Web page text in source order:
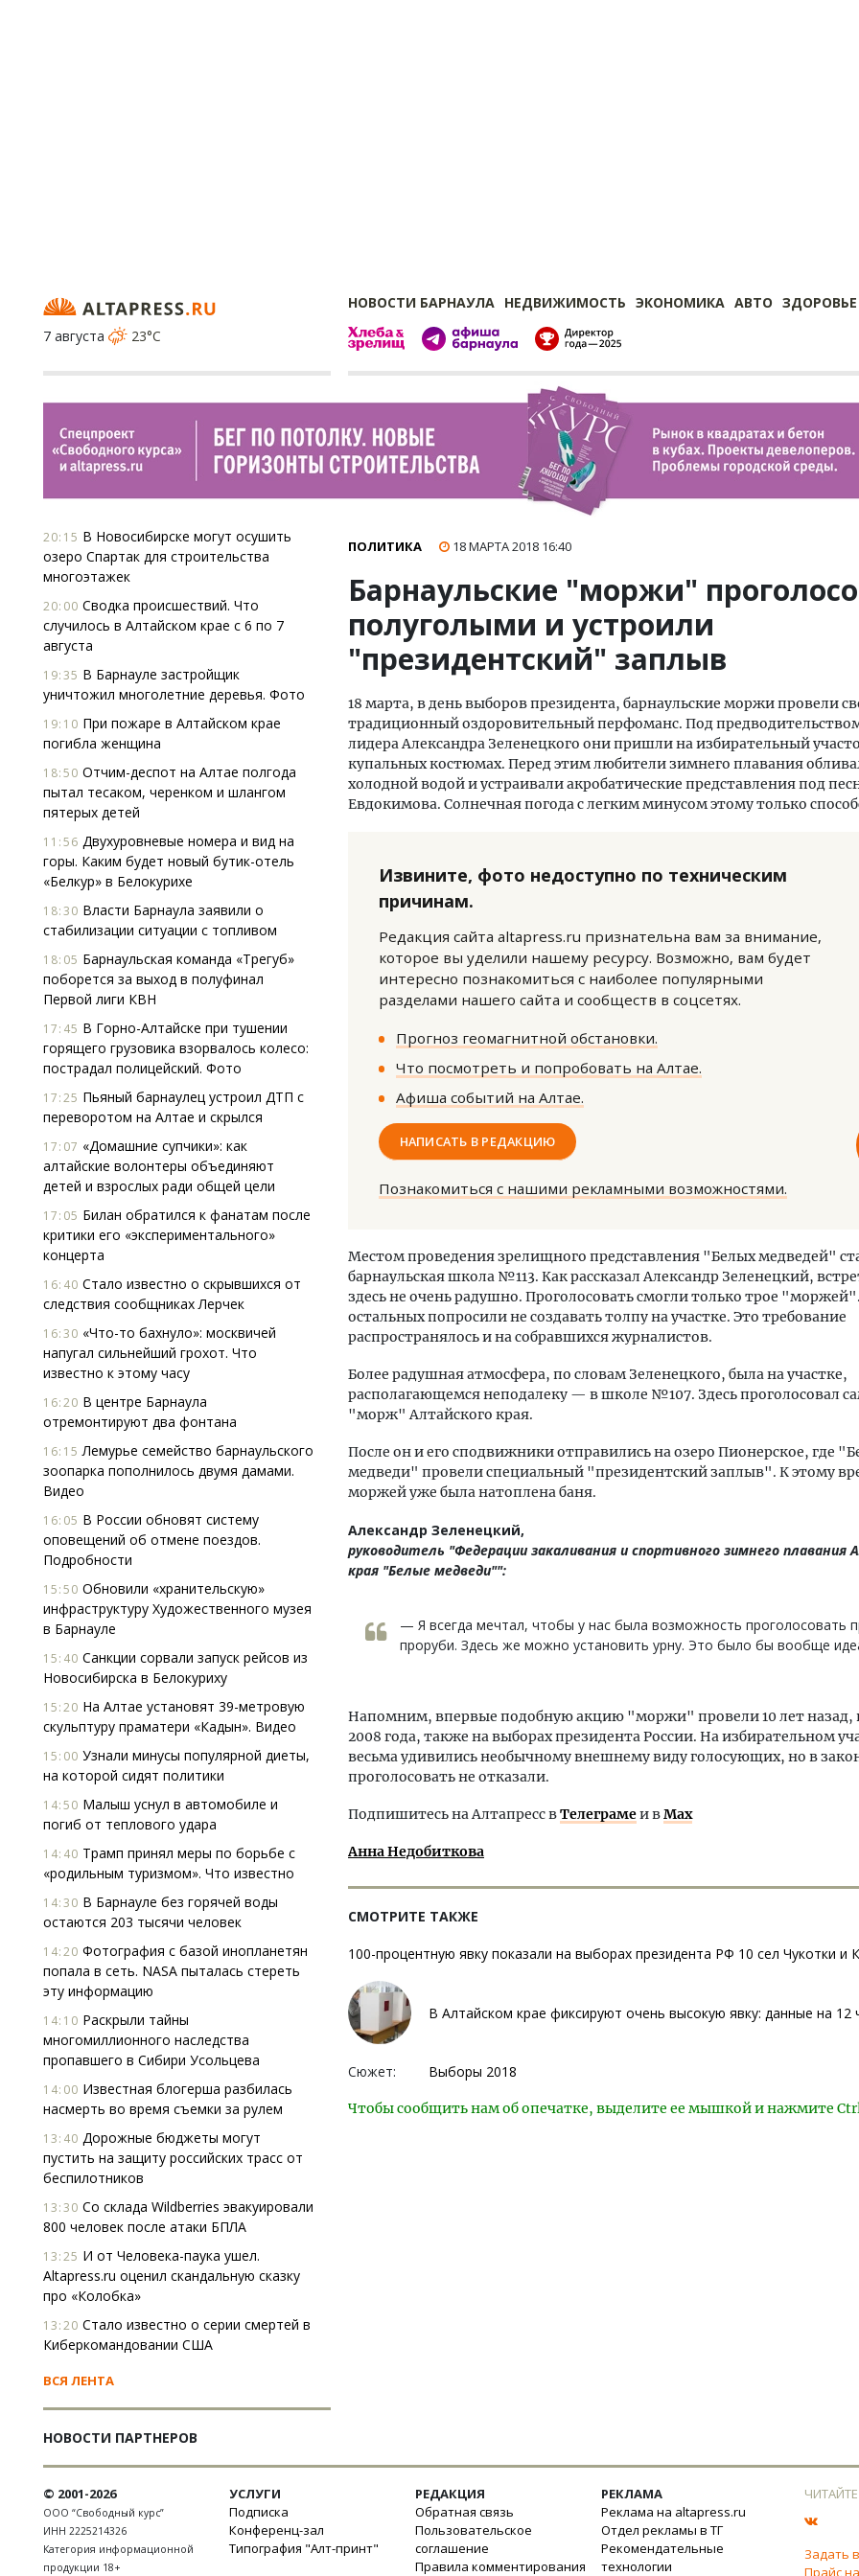
НОВОСТИ БАРНАУЛА НЕДВИЖИМОСТЬ ЭКОНОМИКА АВТО ЗДОРОВЬЕ
7 августа
23°C
20:15 В Новосибирске могут осушить
озеро Спартак для строительства
многоэтажек
20:00 Сводка происшествий. Что
случилось в Алтайском крае с 6 по 7
августа
19:35 В Барнауле застройщик
уничтожил многолетние деревья. Фото
19:10 При пожаре в Алтайском крае
погибла женщина
18:50 Отчим-деспот на Алтае полгода
пытал тесаком, черенком и шлангом
пятерых детей
11:56 Двухуровневые номера и вид на
горы. Каким будет новый бутик-отель
«Белкур» в Белокурихе
18:30 Власти Барнаула заявили о
стабилизации ситуации с топливом
18:05 Барнаульская команда «Трегуб»
поборется за выход в полуфинал
Первой лиги КВН
17:45 В Горно-Алтайске при тушении
горящего грузовика взорвалось колесо:
пострадал полицейский. Фото
17:25 Пьяный барнаулец устроил ДТП с
переворотом на Алтае и скрылся
17:07 «Домашние супчики»: как
алтайские волонтеры объединяют
детей и взрослых ради общей цели
17:05 Билан обратился к фанатам после
критики его «экспериментального»
концерта
16:40 Стало известно о скрывшихся от
следствия сообщниках Лерчек
16:30 «Что-то бахнуло»: москвичей
напугал сильнейший грохот. Что
известно к этому часу
16:20 В центре Барнаула
отремонтируют два фонтана
16:15 Лемурье семейство барнаульского
зоопарка пополнилось двумя дамами.
Видео
16:05 В России обновят систему
оповещений об отмене поездов.
Подробности
15:50 Обновили «хранительскую»
инфраструктуру Художественного музея
в Барнауле
15:40 Санкции сорвали запуск рейсов из
Новосибирска в Белокуриху
15:20 На Алтае установят 39-метровую
скульптуру праматери «Кадын». Видео
15:00 Узнали минусы популярной диеты,
на которой сидят политики
14:50 Малыш уснул в автомобиле и
погиб от теплового удара
14:40 Трамп принял меры по борьбе с
«родильным туризмом». Что известно
14:30 В Барнауле без горячей воды
остаются 203 тысячи человек
14:20 Фотография с базой инопланетян
попала в сеть. NASA пыталась стереть
эту информацию
14:10 Раскрыли тайны
многомиллионного наследства
пропавшего в Сибири Усольцева
14:00 Известная блогерша разбилась
насмерть во время съемки за рулем
13:40 Дорожные бюджеты могут
пустить на защиту российских трасс от
беспилотников
13:30 Со склада Wildberries эвакуировали
800 человек после атаки БПЛА
13:25 И от Человека-паука ушел.
Altapress.ru оценил скандальную сказку
про «Колобка»
13:20 Стало известно о серии смертей в
Киберкомандовании США
ВСЯ ЛЕНТА
НОВОСТИ ПАРТНЕРОВ
ПОЛИТИКА 18 МАРТА 2018 16:40
Барнаульские "моржи"
полуголыми и устроили
"президентский" заплыв
18 марта, в день выборов президента, барнаульские моржи провели
традиционный оздоровительный перфоманс. Под
лидера Александра Зеленецкого они пришли на избирательный
купальных костюмах. Перед этим любители зимнего плавания
холодной водой и устраивали акробатические представления под
Евдокимова. Солнечная погода с легким минусом этому только
Извините, фото недоступно по техническим
причинам.
Редакция сайта altapress.ru признательна вам за внимание,
которое вы уделили нашему ресурсу. Возможно, вам будет
интересно познакомиться с наиболее популярными
разделами нашего сайта и сообществ в соцсетях.
Прогноз геомагнитной обстановки.
Что посмотреть и попробовать на Алтае.
Афиша событий на Алтае.
НАПИСАТЬ В РЕДАКЦИЮ
Познакомиться с нашими рекламными возможностями.
Местом проведения зрелищного представления "Белых медведей"
барнаульская школа №113. Как рассказал Александр Зеленецкий,
здесь не очень радушно. Проголосовать смогли только трое
остальных попросили не создавать толпу на участке. Это требование
распространялось и на собравшихся журналистов.
Более радушная атмосфера, по словам Зеленецкого, была на участке,
располагающемся неподалеку — в школе №107. Здесь проголосовал
"морж" Алтайского края.
После он и его сподвижники отправились на озеро Пионерское, где
медведи" провели специальный "президентский заплыв". К этому
моржей уже была натоплена баня.
Александр Зеленецкий,
руководитель "Федерации закаливания и спортивного зимнего плавания
края "Белые медведи"":
— Я всегда мечтал, чтобы у нас была возможность проголосовать
проруби. Здесь же можно установить урну. Это было бы вообще
Напомним, впервые подобную акцию "моржи" провели 10 лет назад,
2008 года, также на выборах президента России. На избирательном
весьма удивились необычному внешнему виду голосующих, но в
проголосовать не отказали.
Подпишитесь на Алтапресс вТелеграмеи вMax
Анна Недобиткова
СМОТРИТЕ ТАКЖЕ
100-процентную явку показали на выборах президента РФ 10 сел Чукотки и
В Алтайском крае фиксируют очень высокую явку: данные на 12
Сюжет: Выборы 2018
Чтобы сообщить нам об опечатке, выделите ее мышкой и нажмите
Генеральный директор компании
ЗИАС — об эстетике городов,
трендах в фасадах и развитии рынка
СТРОИТЕЛЬСТВО
стандартом
© 2001-2026
ООО “Свободный курс”
ИНН 2225214326
Категория информационной
продукции 18+
УСЛУГИ
Подписка
Конференц-зал
Типография "Алт-принт"
РЕДАКЦИЯ
Обратная связь
Пользовательское
соглашение
Правила комментирования
РЕКЛАМА
Реклама на altapress.ru
Отдел рекламы в ТГ
Рекомендательные
технологии
Задать
Прайс